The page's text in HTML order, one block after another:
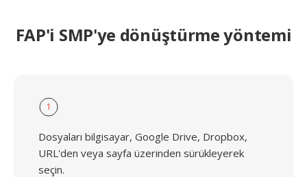
FAP'i SMP'ye dönüştürme yöntemi
1
Dosyaları bilgisayar, Google Drive, Dropbox,
URL'den veya sayfa üzerinden sürükleyerek
seçin.